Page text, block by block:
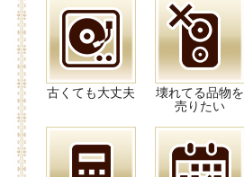
古くても大丈夫
壊れてる品物を
売りたい